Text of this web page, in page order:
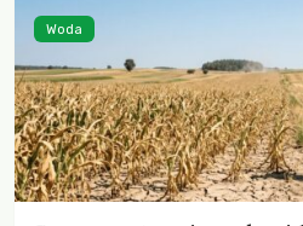
Woda